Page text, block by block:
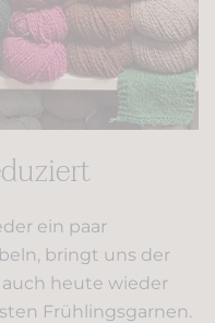
ein paar
bringt uns der
heute wieder
Frühlingsgarnen.